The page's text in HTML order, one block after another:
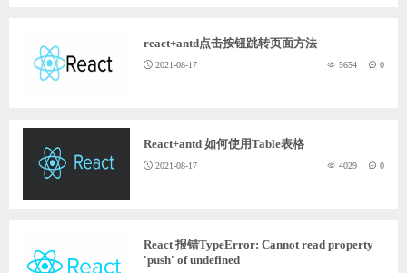
react+antd点击按钮跳转页面方法
2021-08-17 5654 0
React+antd 如何使用Table表格
2021-08-17 4029 0
React 报错TypeError: Cannot read property
'push' of undefined